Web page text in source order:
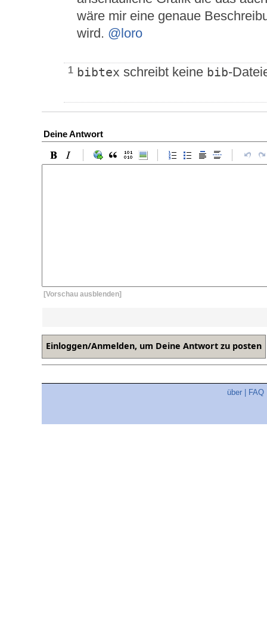
wäre mir eine genaue
wird. @loro
1 bibtex schreibt keine bib-
Deine Antwort
[Vorschau ausblenden]
über FAQ